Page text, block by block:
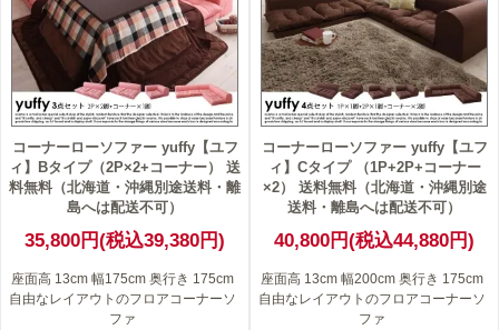
コーナーローソファー yuffy【ユフ
ィ】Bタイプ（2P×2+コーナー） 送
料無料（北海道・沖縄別途送料・離
島へは配送不可）
35,800円(税込39,380円)
座面高 13cm 幅175cm 奥行き 175cm
自由なレイアウトのフロアコーナーソ
ファ
コーナーローソファー yuffy【ユフ
ィ】Cタイプ （1P+2P+コーナー
×2） 送料無料（北海道・沖縄別途
送料・離島へは配送不可）
40,800円(税込44,880円)
座面高 13cm 幅200cm 奥行き 175cm
自由なレイアウトのフロアコーナーソ
ファ